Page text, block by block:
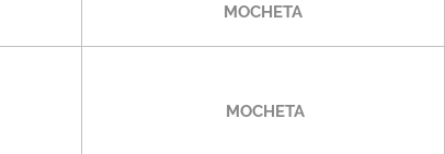
MOCHETA
MOCHETA